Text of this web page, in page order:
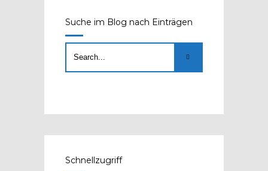
Suche im Blog nach Einträgen
Schnellzugriff